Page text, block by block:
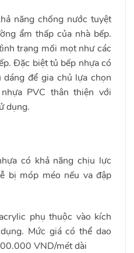
năng chống nước tuyệt
ẩm thấp của nhà bếp.
trạng mối mọt như các
Đặc biệt tủ bếp nhựa có
để gia chủ lựa chọn
PVC thân thiện với
dụng.
có khả năng chịu lực
bị móp méo nếu va đập
phụ thuộc vào kích
Mức giá có thể dao
VND/mét dài